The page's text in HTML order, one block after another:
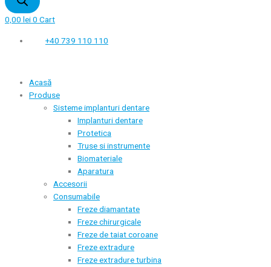
0,00 lei0 Cart
+40 739 110 110
Acasă
Produse
Sisteme implanturi dentare
Implanturi dentare
Protetica
Truse si instrumente
Biomateriale
Aparatura
Accesorii
Consumabile
Freze diamantate
Freze chirurgicale
Freze de taiat coroane
Freze extradure
Freze extradure turbina